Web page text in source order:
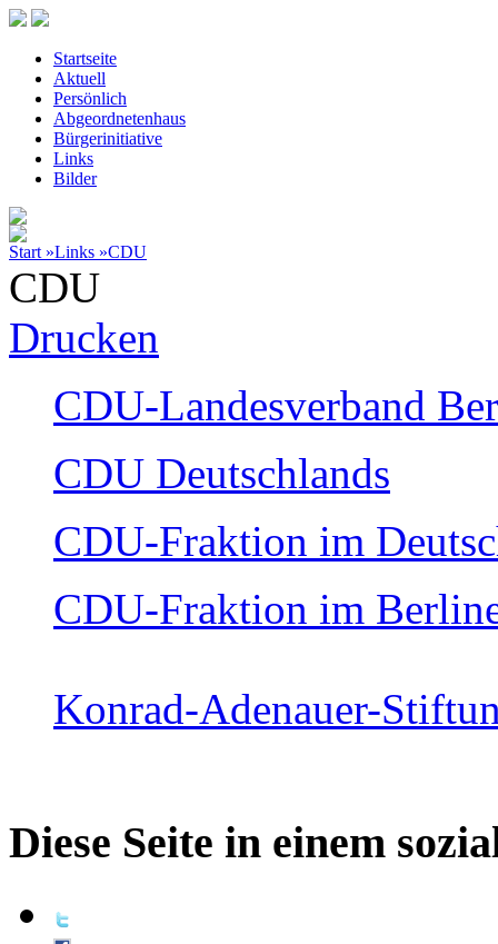
Startseite
Aktuell
Persönlich
Abgeordnetenhaus
Bürgerinitiative
Links
Bilder
Start »Links »CDU
CDU
Drucken
CDU-Landesverband
CDU Deutschlands
CDU-Fraktion im
CDU-Fraktion im
Konrad-Adenauer-
Diese Seite in einem